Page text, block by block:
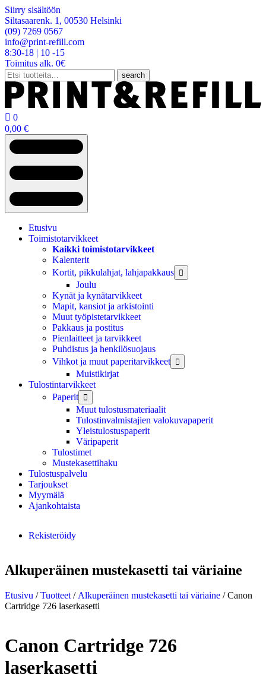
Siirry sisältöön
Siltasaarenk. 1, 00530 Helsinki
(09) 7269 0567
info@print-refill.com
8:30-18 | 10 -15
Toimitus alk. 0€
Etsi:
search
 0
0,00 €
Etusivu
Toimistotarvikkeet
Kaikki toimistotarvikkeet
Kalenterit
Kortit, pikkulahjat, lahjapakkaus

Joulu
Kynät ja kynätarvikkeet
Mapit, kansiot ja arkistointi
Muut työpistetarvikkeet
Pakkaus ja postitus
Pienlaitteet ja tarvikkeet
Puhdistus ja henkilösuojaus
Vihkot ja muut paperitarvikkeet

Muistikirjat
Tulostintarvikkeet
Paperit

Muut tulostusmateriaalit
Tulostinvalmistajien valokuvapaperit
Yleistulostuspaperit
Väripaperit
Tulostimet
Mustekasettihaku
Tulostuspalvelu
Tarjoukset
Myymälä
Ajankohtaista
Rekisteröidy
Alkuperäinen mustekasetti tai väriaine
Etusivu /Tuotteet / Alkuperäinen mustekasetti tai väriaine / Canon
Cartridge 726 laserkasetti
Canon Cartridge 726
laserkasetti